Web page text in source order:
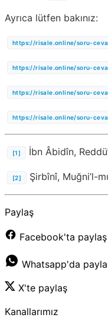
Ayrıca lütfen bakınız:
https://risale.online/soru-
https://risale.online/soru-
https://risale.online/soru-
https://risale.online/soru-
[1] İbn Âbidîn,
[2] Şirbînî, Muğni’l-
Paylaş
Facebook'ta paylaş
Whatsapp'da
X'te paylaş
Kanallarımız